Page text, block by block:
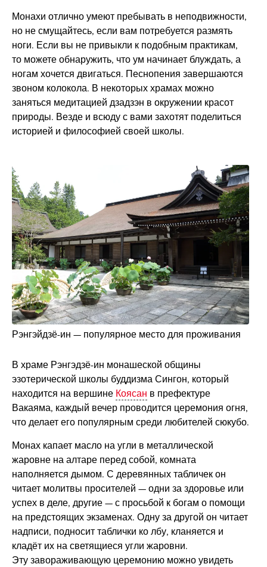
Монахи отлично умеют пребывать в неподвижности,
но не смущайтесь, если вам потребуется размять
ноги. Если вы не привыкли к подобным практикам,
то можете обнаружить, что ум начинает блуждать, а
ногам хочется двигаться. Песнопения завершаются
звоном колокола. В некоторых храмах можно
заняться медитацией дзадзэн в окружении красот
природы. Везде и всюду с вами захотят поделиться
историей и философией своей школы.
Рэнгэйдзё-ин — популярное место для проживания
В храме Рэнгэдзё-ин монашеской общины
эзотерической школы буддизма Сингон, который
находится на вершине Коясан в префектуре
Вакаяма, каждый вечер проводится церемония огня,
что делает его популярным среди любителей сюкубо.
Монах капает масло на угли в металлической
жаровне на алтаре перед собой, комната
наполняется дымом. С деревянных табличек он
читает молитвы просителей — одни за здоровье или
успех в деле, другие — с просьбой к богам о помощи
на предстоящих экзаменах. Одну за другой он читает
надписи, подносит таблички ко лбу, кланяется и
кладёт их на светящиеся угли жаровни.
Эту завораживающую церемонию можно увидеть